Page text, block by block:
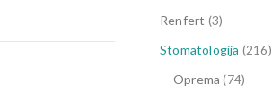
Renfert (3)
Stomatologija (216)
Oprema (74)